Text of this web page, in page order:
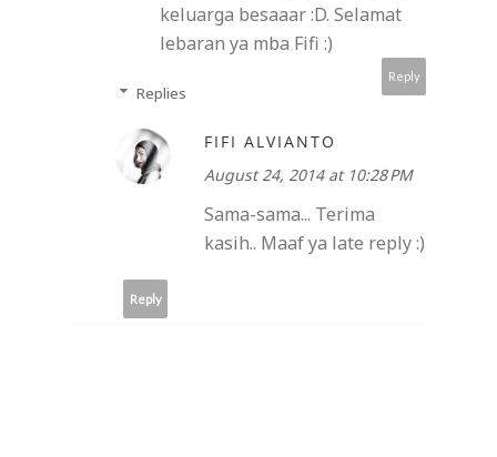
keluarga besaaar :D. Selamat
lebaran ya mba Fifi :)
Reply
Replies
FIFI ALVIANTO
August 24, 2014 at 10:28 PM
Sama-sama... Terima
kasih.. Maaf ya late reply :)
Reply